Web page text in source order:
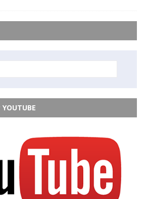
YOUTUBE